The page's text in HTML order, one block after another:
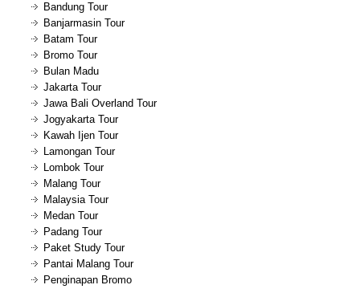
Bandung Tour
Banjarmasin Tour
Batam Tour
Bromo Tour
Bulan Madu
Jakarta Tour
Jawa Bali Overland Tour
Jogyakarta Tour
Kawah Ijen Tour
Lamongan Tour
Lombok Tour
Malang Tour
Malaysia Tour
Medan Tour
Padang Tour
Paket Study Tour
Pantai Malang Tour
Penginapan Bromo